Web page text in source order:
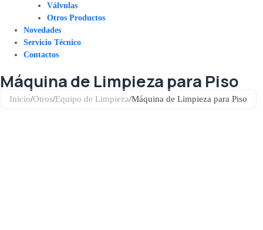
Válvulas
Otros Productos
Novedades
Servicio Técnico
Contactos
Máquina de Limpieza para Piso
Inicio/Otros/Equipo de Limpieza/Máquina de Limpieza para Piso